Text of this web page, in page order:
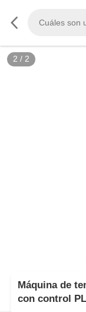
2 / 2
Máquina de
con control